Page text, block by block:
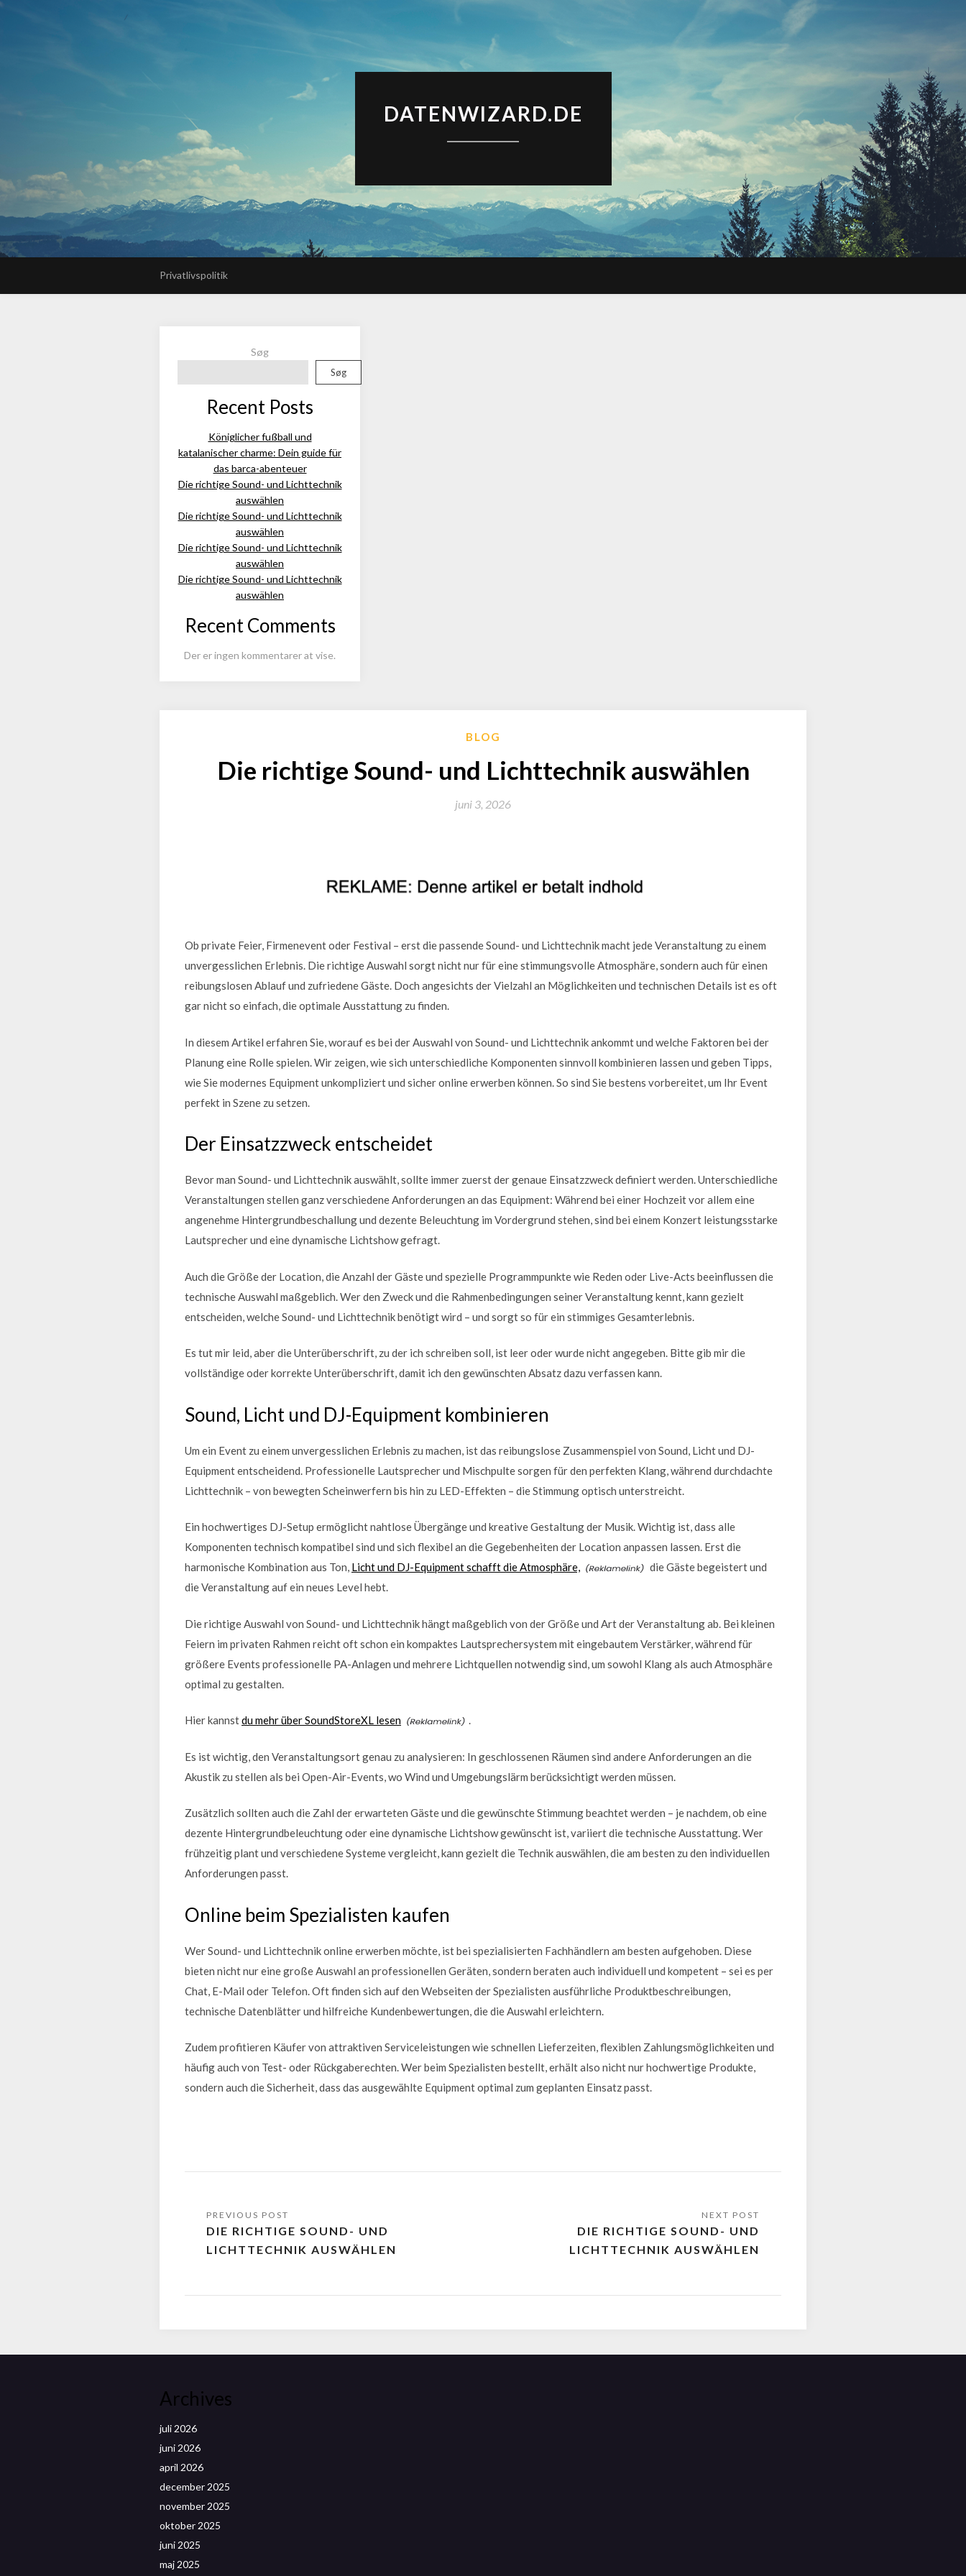
DATENWIZARD.DE
Privatlivspolitik
Søg
Søg
Recent Posts
Königlicher fußball und
katalanischer charme: Dein guide für
das barca-abenteuer
Die richtige Sound- und Lichttechnik
auswählen
Die richtige Sound- und Lichttechnik
auswählen
Die richtige Sound- und Lichttechnik
auswählen
Die richtige Sound- und Lichttechnik
auswählen
Recent Comments
Der er ingen kommentarer at vise.
BLOG
Die richtige Sound- und Lichttechnik auswählen
juni 3, 2026
Ob private Feier, Firmenevent oder Festival – erst die passende Sound- und Lichttechnik macht jede Veranstaltung zu einem
unvergesslichen Erlebnis. Die richtige Auswahl sorgt nicht nur für eine stimmungsvolle Atmosphäre, sondern auch für einen
reibungslosen Ablauf und zufriedene Gäste. Doch angesichts der Vielzahl an Möglichkeiten und technischen Details ist es oft
gar nicht so einfach, die optimale Ausstattung zu finden.
In diesem Artikel erfahren Sie, worauf es bei der Auswahl von Sound- und Lichttechnik ankommt und welche Faktoren bei der
Planung eine Rolle spielen. Wir zeigen, wie sich unterschiedliche Komponenten sinnvoll kombinieren lassen und geben Tipps,
wie Sie modernes Equipment unkompliziert und sicher online erwerben können. So sind Sie bestens vorbereitet, um Ihr Event
perfekt in Szene zu setzen.
Der Einsatzzweck entscheidet
Bevor man Sound- und Lichttechnik auswählt, sollte immer zuerst der genaue Einsatzzweck definiert werden. Unterschiedliche
Veranstaltungen stellen ganz verschiedene Anforderungen an das Equipment: Während bei einer Hochzeit vor allem eine
angenehme Hintergrundbeschallung und dezente Beleuchtung im Vordergrund stehen, sind bei einem Konzert leistungsstarke
Lautsprecher und eine dynamische Lichtshow gefragt.
Auch die Größe der Location, die Anzahl der Gäste und spezielle Programmpunkte wie Reden oder Live-Acts beeinflussen die
technische Auswahl maßgeblich. Wer den Zweck und die Rahmenbedingungen seiner Veranstaltung kennt, kann gezielt
entscheiden, welche Sound- und Lichttechnik benötigt wird – und sorgt so für ein stimmiges Gesamterlebnis.
Es tut mir leid, aber die Unterüberschrift, zu der ich schreiben soll, ist leer oder wurde nicht angegeben. Bitte gib mir die
vollständige oder korrekte Unterüberschrift, damit ich den gewünschten Absatz dazu verfassen kann.
Sound, Licht und DJ-Equipment kombinieren
Um ein Event zu einem unvergesslichen Erlebnis zu machen, ist das reibungslose Zusammenspiel von Sound, Licht und DJ-
Equipment entscheidend. Professionelle Lautsprecher und Mischpulte sorgen für den perfekten Klang, während durchdachte
Lichttechnik – von bewegten Scheinwerfern bis hin zu LED-Effekten – die Stimmung optisch unterstreicht.
Ein hochwertiges DJ-Setup ermöglicht nahtlose Übergänge und kreative Gestaltung der Musik. Wichtig ist, dass alle
Komponenten technisch kompatibel sind und sich flexibel an die Gegebenheiten der Location anpassen lassen. Erst die
harmonische Kombination aus Ton, Licht und DJ-Equipment schafft die Atmosphäre,
die Gäste begeistert und
die Veranstaltung auf ein neues Level hebt.
Die richtige Auswahl von Sound- und Lichttechnik hängt maßgeblich von der Größe und Art der Veranstaltung ab. Bei kleinen
Feiern im privaten Rahmen reicht oft schon ein kompaktes Lautsprechersystem mit eingebautem Verstärker, während für
größere Events professionelle PA-Anlagen und mehrere Lichtquellen notwendig sind, um sowohl Klang als auch Atmosphäre
optimal zu gestalten.
Hier kannstdu mehr über SoundStoreXL lesen .
Es ist wichtig, den Veranstaltungsort genau zu analysieren: In geschlossenen Räumen sind andere Anforderungen an die
Akustik zu stellen als bei Open-Air-Events, wo Wind und Umgebungslärm berücksichtigt werden müssen.
Zusätzlich sollten auch die Zahl der erwarteten Gäste und die gewünschte Stimmung beachtet werden – je nachdem, ob eine
dezente Hintergrundbeleuchtung oder eine dynamische Lichtshow gewünscht ist, variiert die technische Ausstattung. Wer
frühzeitig plant und verschiedene Systeme vergleicht, kann gezielt die Technik auswählen, die am besten zu den individuellen
Anforderungen passt.
Online beim Spezialisten kaufen
Wer Sound- und Lichttechnik online erwerben möchte, ist bei spezialisierten Fachhändlern am besten aufgehoben. Diese
bieten nicht nur eine große Auswahl an professionellen Geräten, sondern beraten auch individuell und kompetent – sei es per
Chat, E-Mail oder Telefon. Oft finden sich auf den Webseiten der Spezialisten ausführliche Produktbeschreibungen,
technische Datenblätter und hilfreiche Kundenbewertungen, die die Auswahl erleichtern.
Zudem profitieren Käufer von attraktiven Serviceleistungen wie schnellen Lieferzeiten, flexiblen Zahlungsmöglichkeiten und
häufig auch von Test- oder Rückgaberechten. Wer beim Spezialisten bestellt, erhält also nicht nur hochwertige Produkte,
sondern auch die Sicherheit, dass das ausgewählte Equipment optimal zum geplanten Einsatz passt.
DIE RICHTIGE SOUND- UND
LICHTTECHNIK AUSWÄHLEN
DIE RICHTIGE SOUND- UND
LICHTTECHNIK AUSWÄHLEN
Archives
juli 2026
juni 2026
april 2026
december 2025
november 2025
oktober 2025
juni 2025
maj 2025